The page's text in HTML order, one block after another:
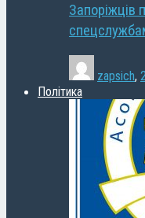
Запоріжців
zapsich,
Політика